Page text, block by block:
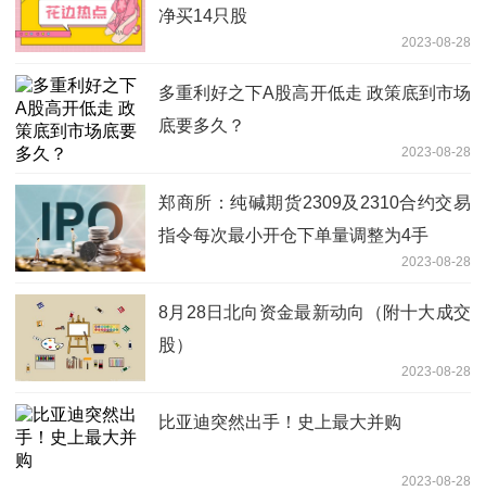
净买14只股
2023-08-28
多重利好之下A股高开低走 政策底到市场
底要多久？
2023-08-28
郑商所：纯碱期货2309及2310合约交易
指令每次最小开仓下单量调整为4手
2023-08-28
8月28日北向资金最新动向（附十大成交
股）
2023-08-28
比亚迪突然出手！史上最大并购
2023-08-28